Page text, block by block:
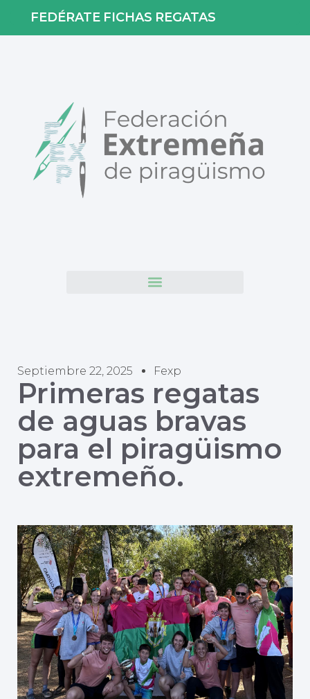
FEDÉRATE FICHAS REGATAS
Septiembre 22, 2025 Fexp
Primeras regatas
de aguas bravas
para el piragüismo
extremeño.